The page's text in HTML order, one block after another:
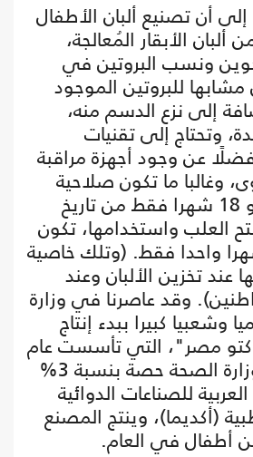
أن تصنيع ألبان الأطفال
الأبقار المُعالجة،
ونسب البروتين في
مشابها للبروتين الموجود
إلى نزع الدسم منه،
وتحتاج إلى تقنيات
فضلًا عن وجود أجهزة مراقبة
وغالبا ما تكون صلاحية
ألبان الأطفال نحو 18 شهرا فقط من تاريخ
العلب واستخدامها، تكون
واحدا فقط. (وتلك خاصية
عند تخزين الألبان وعند
وقد عاصرنا في وزارة
وشعبيا كبيرا ببدء إنتاج
مصر"، التي تأسست عام
2000، وتمتلك وزارة الصحة حصة بنسبة 3%
للصناعات الدوائية
(أكديما)، وينتج المصنع